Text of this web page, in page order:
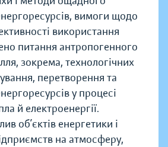
вимоги щодо
використання
питання антропогенного
зокрема, технологічних
перетворення та
у процесі
й електроенергії.
об’єктів енергетики і
на атмосферу,